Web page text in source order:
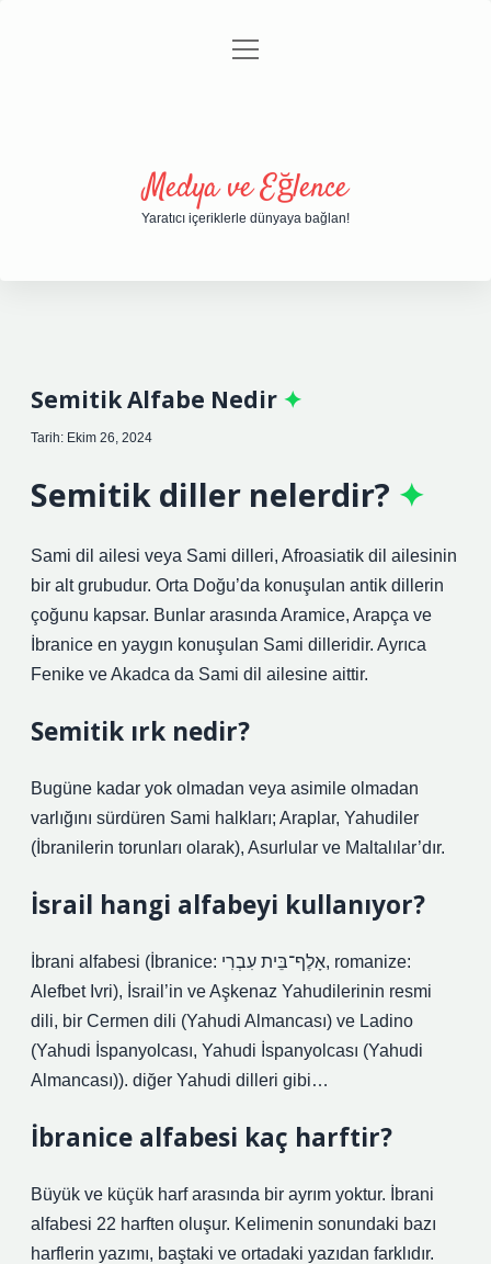
Gizlilik Politikası
menüyü
Medya ve Eğlence
Yaratıcı içeriklerle dünyaya bağlan!
Semitik Alfabe Nedir
Tarih: Ekim 26, 2024
Semitik diller nelerdir?
Sami dil ailesi veya Sami dilleri, Afroasiatik dil ailesinin
bir alt grubudur. Orta Doğu’da konuşulan antik dillerin
çoğunu kapsar. Bunlar arasında Aramice, Arapça ve
İbranice en yaygın konuşulan Sami dilleridir. Ayrıca
Fenike ve Akadca da Sami dil ailesine aittir.
Semitik ırk nedir?
Bugüne kadar yok olmadan veya asimile olmadan
varlığını sürdüren Sami halkları; Araplar, Yahudiler
(İbranilerin torunları olarak), Asurlular ve Maltalılar’dır.
İsrail hangi alfabeyi kullanıyor?
İbrani alfabesi (İbranice: אָלֶף־בֵּית עִבְרִי‎, romanize:
Alefbet Ivri), İsrail’in ve Aşkenaz Yahudilerinin resmi
dili, bir Cermen dili (Yahudi Almancası) ve Ladino
(Yahudi İspanyolcası, Yahudi İspanyolcası (Yahudi
Almancası)). diğer Yahudi dilleri gibi…
İbranice alfabesi kaç harftir?
Büyük ve küçük harf arasında bir ayrım yoktur. İbrani
alfabesi 22 harften oluşur. Kelimenin sonundaki bazı
harflerin yazımı, baştaki ve ortadaki yazıdan farklıdır.